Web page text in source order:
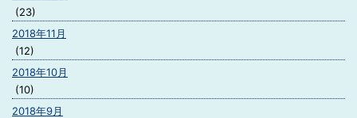
(23)
2018年11月
(12)
2018年10月
(10)
2018年9月